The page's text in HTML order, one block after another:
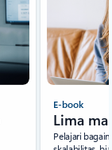
E-book
Lima
Pelajari